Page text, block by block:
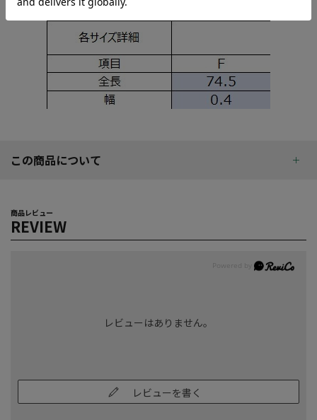
この商品について
商品レビュー
REVIEW
レビューはありません。
レビューを書く